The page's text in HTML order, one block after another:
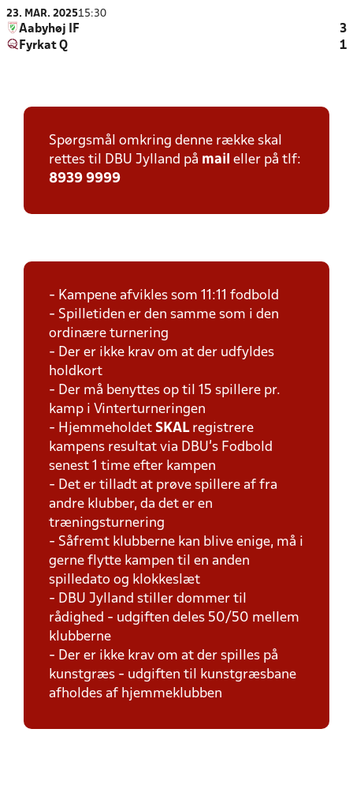
23. MAR. 202515:30
Aabyhøj IF
3
Fyrkat Q
1
Spørgsmål omkring denne række skal
rettes til DBU Jylland på mail eller på tlf:
8939 9999
- Kampene afvikles som 11:11 fodbold
- Spilletiden er den samme som i den
ordinære turnering
- Der er ikke krav om at der udfyldes
holdkort
- Der må benyttes op til 15 spillere pr.
kamp i Vinterturneringen
- Hjemmeholdet SKAL registrere
kampens resultat via DBU's Fodbold
senest 1 time efter kampen
- Det er tilladt at prøve spillere af fra
andre klubber, da det er en
træningsturnering
- Såfremt klubberne kan blive enige, må i
gerne flytte kampen til en anden
spilledato og klokkeslæt
- DBU Jylland stiller dommer til
rådighed - udgiften deles 50/50 mellem
klubberne
- Der er ikke krav om at der spilles på
kunstgræs - udgiften til kunstgræsbane
afholdes af hjemmeklubben